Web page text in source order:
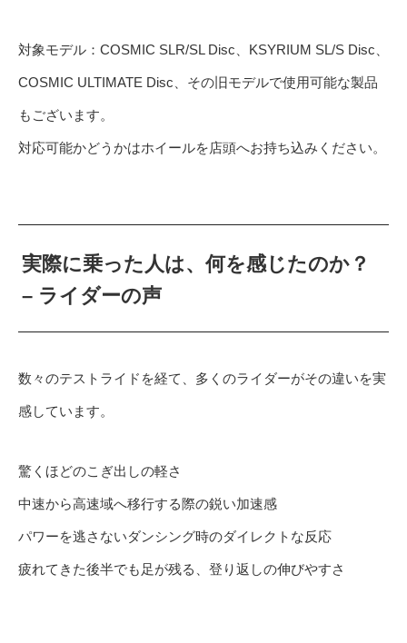
対象モデル：COSMIC SLR/SL Disc、KSYRIUM SL/S Disc、
COSMIC ULTIMATE Disc、その旧モデルで使用可能な製品
もございます。
対応可能かどうかはホイールを店頭へお持ち込みください。
実際に乗った人は、何を感じたのか？
– ライダーの声
数々のテストライドを経て、多くのライダーがその違いを実
感しています。
驚くほどのこぎ出しの軽さ
中速から高速域へ移行する際の鋭い加速感
パワーを逃さないダンシング時のダイレクトな反応
疲れてきた後半でも足が残る、登り返しの伸びやすさ